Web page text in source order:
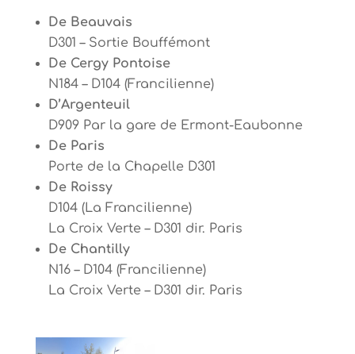
De Beauvais
D301 – Sortie Bouffémont
De Cergy Pontoise
N184 – D104 (Francilienne)
D’Argenteuil
D909 Par la gare de Ermont-Eaubonne
De Paris
Porte de la Chapelle D301
De Roissy
D104 (La Francilienne)
La Croix Verte – D301 dir. Paris
De Chantilly
N16 – D104 (Francilienne)
La Croix Verte – D301 dir. Paris